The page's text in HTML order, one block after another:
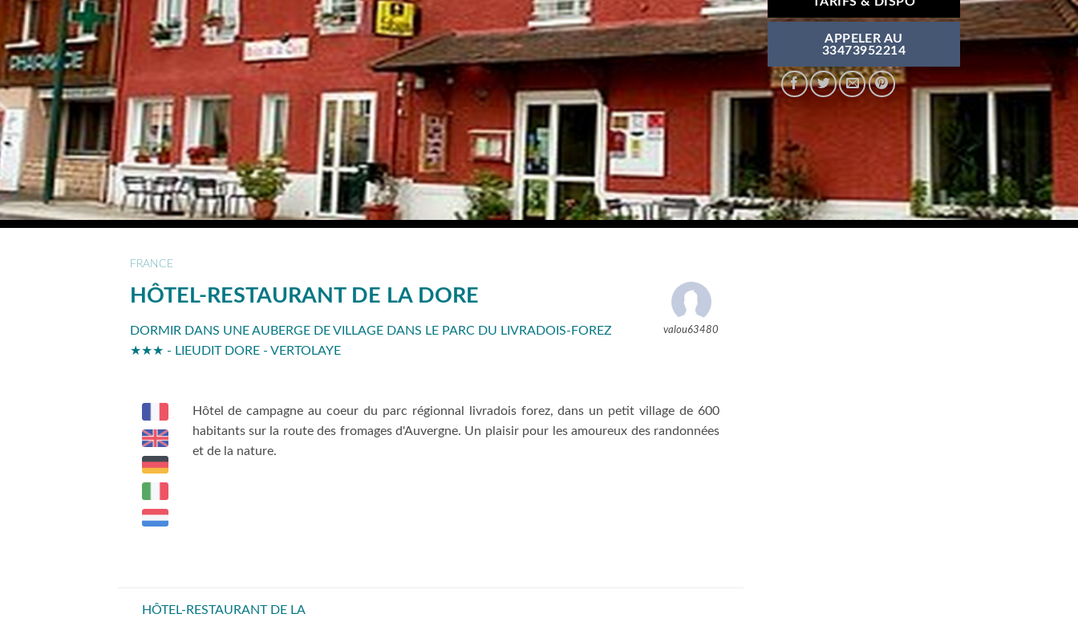
FRANCE
HÔTEL-RESTAURANT DE LA DORE
DORMIR DANS UNE AUBERGE DE VILLAGE DANS LE PARC DU LIVRADOIS-FOREZ
★★★ - LIEUDIT DORE - VERTOLAYE
valou63480
Hôtel de campagne au coeur du parc régionnal livradois forez, dans un petit village de 600
habitants sur la route des fromages d'Auvergne. Un plaisir pour les amoureux des randonnées
et de la nature.
HÔTEL-RESTAURANT DE LA
APPELER AU
33473952214